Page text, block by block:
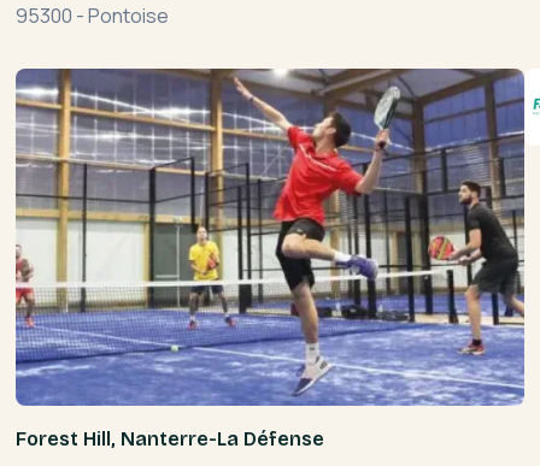
95300 -Pontoise
Forest Hill, Nanterre-La Défense